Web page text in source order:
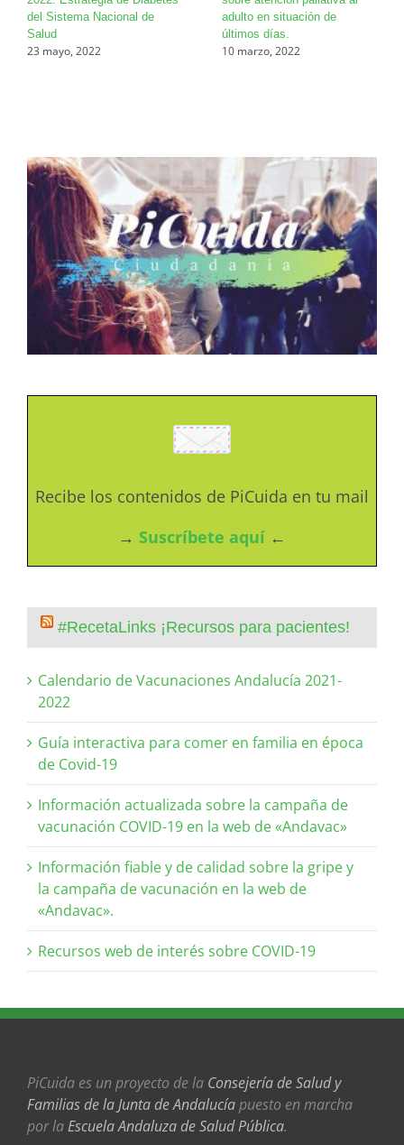
del Sistema Nacional de
Salud
23 mayo, 2022
adulto en situación de
últimos días.
10 marzo, 2022
Recibe los contenidos de PiCuida en tu mail
→ Suscríbete aquí ←
#RecetaLinks ¡Recursos para pacientes!
Calendario de Vacunaciones Andalucía 2021-
2022
Guía interactiva para comer en familia en época
de Covid-19
Información actualizada sobre la campaña de
vacunación COVID-19 en la web de «Andavac»
Información fiable y de calidad sobre la gripe y
la campaña de vacunación en la web de
«Andavac».
Recursos web de interés sobre COVID-19
PiCuida es un proyecto de la Consejería de Salud y
Familias de la Junta de Andalucíapuesto en marcha
por laEscuela Andaluza de Salud Pública.